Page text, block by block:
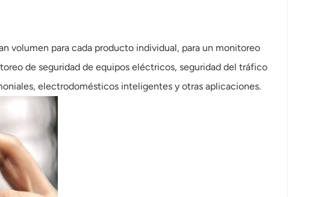
volumen para cada producto individual, para un monitoreo
de seguridad de equipos eléctricos, seguridad del tráfico
electrodomésticos inteligentes y otras aplicaciones.